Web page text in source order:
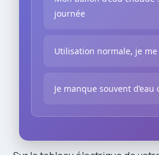
journée
Utilisation normale, je
Je manque souvent d’eau